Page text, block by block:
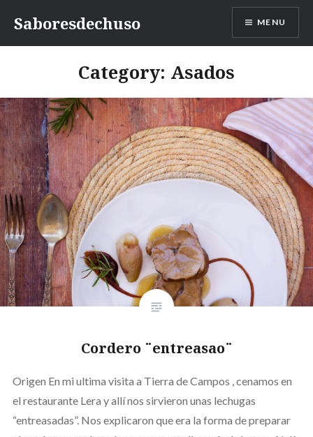
content
Saboresdechuso MENU
Category: Asados
Cordero ¨entreasao¨
Origen En mi ultima visita a Tierra de Campos , cenamos en
el restaurante Lera y allí nos sirvieron unas lechugas
“entreasadas”. Nos explicaron que era la forma de preparar